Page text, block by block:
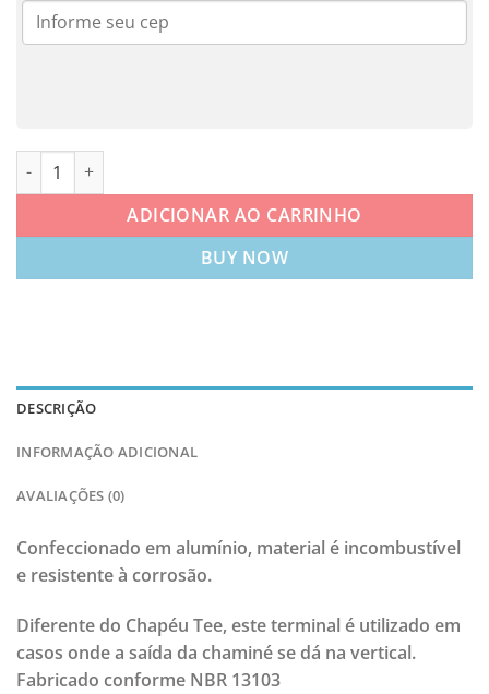
Chaminé Chapéu Chinês quantidade
ADICIONAR AO CARRINHO
BUY NOW
DESCRIÇÃO
INFORMAÇÃO ADICIONAL
AVALIAÇÕES (0)
Confeccionado em alumínio, material é incombustível
e resistente à corrosão.
Diferente do Chapéu Tee, este terminal é utilizado em
casos onde a saída da chaminé se dá na vertical.
Fabricado conforme NBR 13103